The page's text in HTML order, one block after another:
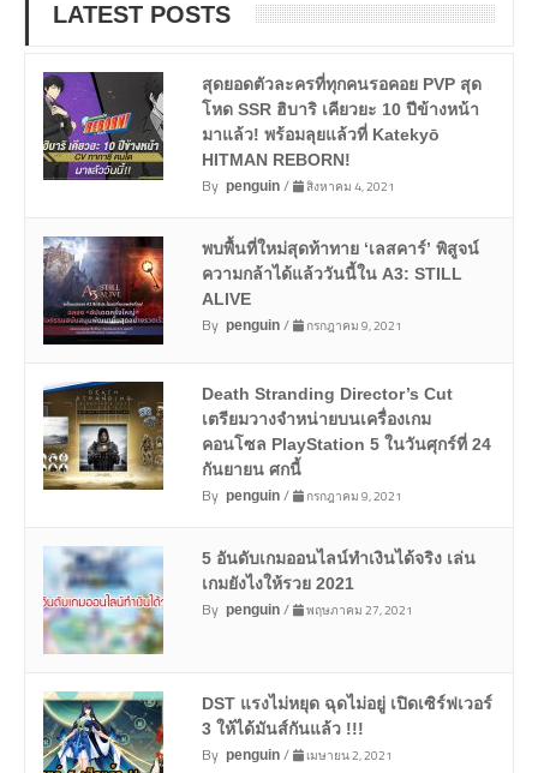
LATEST POSTS
สุดยอดตัวละครที่ทุกคนรอคอย PVP สุด
โหด SSR ฮิบาริ เคียวยะ 10 ปีข้างหน้า
มาแล้ว! พร้อมลุยแล้วที่ Katekyō
HITMAN REBORN!
By penguin/ สิงหาคม 4, 2021
พบพื้นที่ใหม่สุดท้าทาย ‘เลสคาร์’ พิสูจน์
ความกล้าได้แล้ววันนี้ใน A3: STILL
ALIVE
By penguin/ กรกฎาคม 9, 2021
Death Stranding Director’s Cut
เตรียมวางจำหน่ายบนเครื่องเกม
คอนโซล PlayStation 5 ในวันศุกร์ที่ 24
กันยายน ศกนี้
By penguin/ กรกฎาคม 9, 2021
5 อันดับเกมออนไลน์ทำเงินได้จริง เล่น
เกมยังไงให้รวย 2021
By penguin/ พฤษภาคม 27, 2021
DST แรงไม่หยุด ฉุดไม่อยู่ เปิดเซิร์ฟเวอร์
3 ให้ได้มันส์กันแล้ว !!!
By penguin/ เมษายน 2, 2021